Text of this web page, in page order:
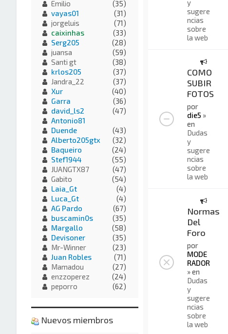
y
sugere
ncias
sobre
la web
COMO
SUBIR
FOTOS
por
die5 »
en
Dudas
y
sugere
ncias
sobre
la web
Normas
Del
Foro
por
MODE
RADOR
» en
Dudas
y
sugere
ncias
sobre
la web
Emilio
(35)
vayas01
(31)
jorgeluis
(71)
caixinhas
(33)
Serg205
(28)
juansa
(59)
Santi gt
(38)
krlos205
(37)
Jandra_22
(37)
Xur
(40)
Garra
(36)
david_ls2
(47)
Antonio81
Duende
(43)
Alberto205gtx
(32)
Baqueiro
(24)
Stef1944
(55)
JUANGTX87
(47)
Gabito
(54)
Laia_Gt
(4)
Luca_Gt
(4)
AG Pardo
(67)
buscamin0s
(35)
Margallo
(58)
Devisoner
(35)
Mr-Winner
(23)
Juan Robles
(71)
Mamadou
(27)
enzzoperez
(24)
peporro
(62)
Nuevos miembros